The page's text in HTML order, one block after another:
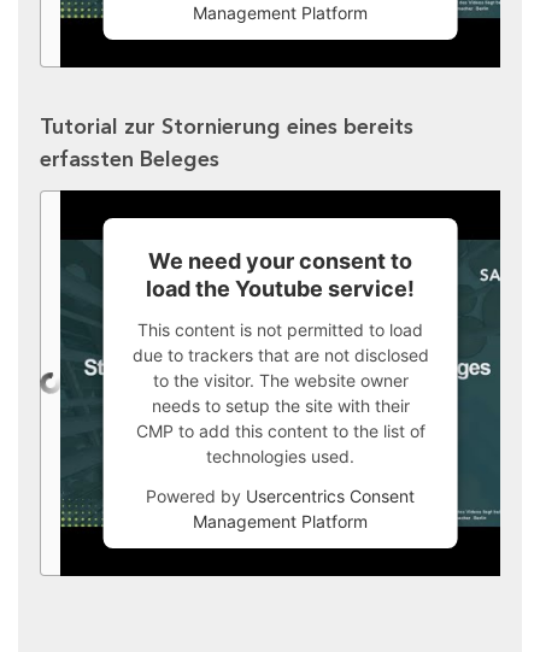
Management Platform
Tutorial zur Stornierung eines bereits
erfassten Beleges
We need your consent to
load the Youtube service!
This content is not permitted to load
due to trackers that are not disclosed
to the visitor. The website owner
needs to setup the site with their
CMP to add this content to the list of
technologies used.
Powered by Usercentrics Consent
Management Platform